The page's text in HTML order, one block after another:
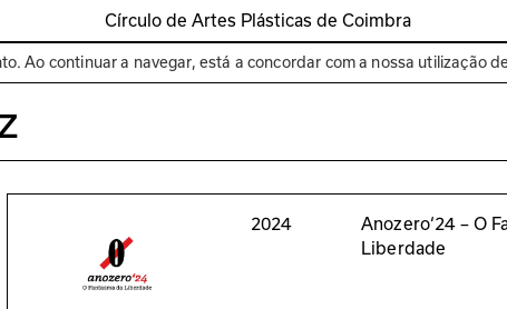
Círculo de Artes Plásticas de Coimbra
Espaços Bienal de
Ao continuar a navegar, está a concordar com a nossa utilização
2024
Anozero‘24 – O
Liberdade